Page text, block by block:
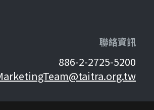
聯絡資訊
886-2-2725-5200